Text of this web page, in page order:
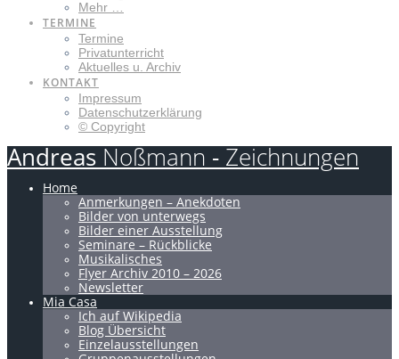
Mehr …
TERMINE
Termine
Privatunterricht
Aktuelles u. Archiv
KONTAKT
Impressum
Datenschutzerklärung
© Copyright
Andreas Noßmann - Zeichnungen
Home
Anmerkungen – Anekdoten
Bilder von unterwegs
Bilder einer Ausstellung
Seminare – Rückblicke
Musikalisches
Flyer Archiv 2010 – 2026
Newsletter
Mia Casa
Ich auf Wikipedia
Blog Übersicht
Einzelausstellungen